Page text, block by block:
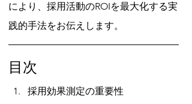
により、採用活動のROIを最大化する実
践的手法をお伝えします。
目次
採用効果測定の重要性